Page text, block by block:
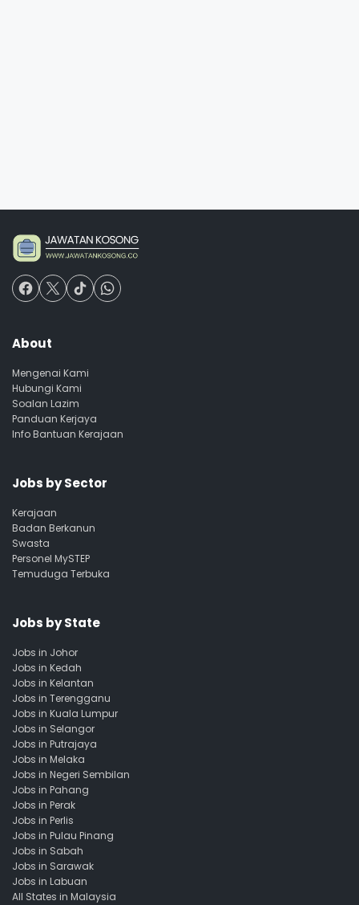
About
Mengenai Kami
Hubungi Kami
Soalan Lazim
Panduan Kerjaya
Info Bantuan Kerajaan
Jobs by Sector
Kerajaan
Badan Berkanun
Swasta
Personel MySTEP
Temuduga Terbuka
Jobs by State
Jobs in Johor
Jobs in Kedah
Jobs in Kelantan
Jobs in Terengganu
Jobs in Kuala Lumpur
Jobs in Selangor
Jobs in Putrajaya
Jobs in Melaka
Jobs in Negeri Sembilan
Jobs in Pahang
Jobs in Perak
Jobs in Perlis
Jobs in Pulau Pinang
Jobs in Sabah
Jobs in Sarawak
Jobs in Labuan
All States in Malaysia